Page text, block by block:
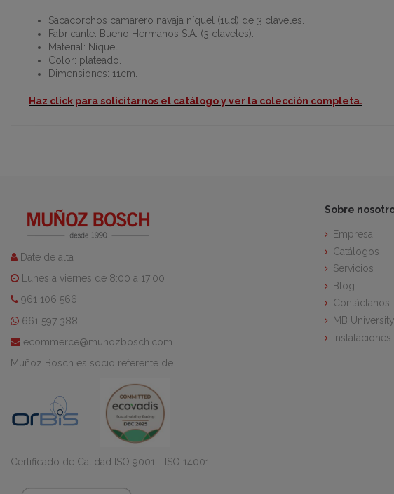
Sacacorchos camarero navaja níquel (1ud) de 3 claveles.
Fabricante: Bueno Hermanos S.A. (3 claveles).
Material: Níquel.
Color: plateado.
Dimensiones: 11cm.
Haz click para solicitarnos el catálogo y ver la colección completa.
Date de alta
Lunes a viernes de 8:00 a 17:00
961 106 566
661 597 388
ecommerce@munozbosch.com
Muñoz Bosch es socio referente de
Certificado de Calidad ISO 9001 - ISO 14001
Sobre
Empresa
Catálogos
Servicios
Blog
Contáctanos
MB University